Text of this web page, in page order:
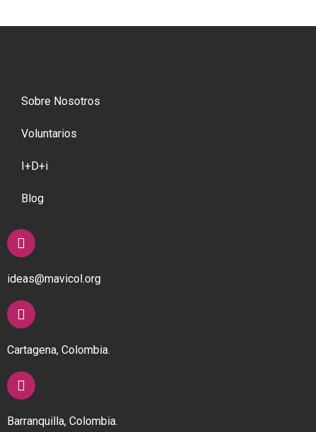
Sobre Nosotros
Voluntarios
I+D+i
Blog
ideas@mavicol.org
Cartagena, Colombia.
Barranquilla, Colombia.